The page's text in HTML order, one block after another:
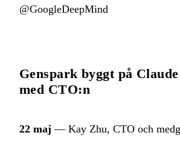
@GoogleDeepMind
Genspark byggt på
med CTO:n
22 maj — Kay Zhu, CTO och